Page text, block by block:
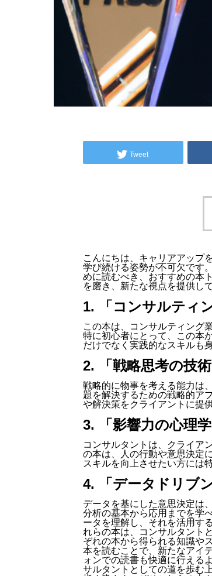
Tweet
こんにちは、キャリアアップ
学び続ける姿勢が不可欠です
めに読むべき、おすすめの本
を磨き、新たな視点を提供し
1. 「コンサルティ
この本は、コンサルティング
特に初心者にとって、この本
だけでなく実践的なスキルも
2. 「戦略思考の技術
戦略的に物事を考える能力は
題を解決するための戦略的ア
や解決策をクライアントに提
3. 「影響力の心理学
コンサルタントは、クライア
の本は、人の行動や意思決定
スキルを向上させたい方には
4. 「データドリブン
データを基にした意思決定は
分析の基本から応用までを学
ータを理解し、それを活用す
れらの本は、コンサルタント
ぞれの本から得られる知識や
本を読むことで、新たなアイ
ォンでの読書も快適に行える
サルタントとしての道を歩む